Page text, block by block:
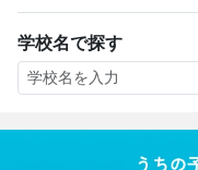
学校名で探す